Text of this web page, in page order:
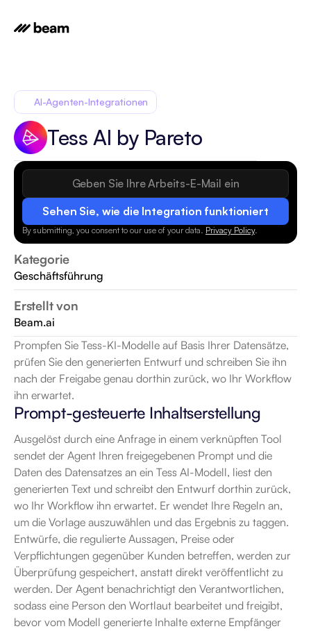
Sehen Sie, wie die Integration funktioniert
By submitting, you consent to our use of your data. Privacy Policy.
Kategorie
Geschäftsführung
Erstellt von
Beam.ai
AI-Agenten-Integrationen
Tess AI by Pareto
Prompfen Sie Tess-KI-Modelle auf Basis Ihrer Datensätze,
prüfen Sie den generierten Entwurf und schreiben Sie ihn
nach der Freigabe genau dorthin zurück, wo Ihr Workflow
ihn erwartet.
Prompt-gesteuerte Inhaltserstellung
Ausgelöst durch eine Anfrage in einem verknüpften Tool
sendet der Agent Ihren freigegebenen Prompt und die
Daten des Datensatzes an ein Tess AI-Modell, liest den
generierten Text und schreibt den Entwurf dorthin zurück,
wo Ihr Workflow ihn erwartet. Er wendet Ihre Regeln an,
um die Vorlage auszuwählen und das Ergebnis zu taggen.
Entwürfe, die regulierte Aussagen, Preise oder
Verpflichtungen gegenüber Kunden betreffen, werden zur
Überprüfung gespeichert, anstatt direkt veröffentlicht zu
werden. Der Agent benachrichtigt den Verantwortlichen,
sodass eine Person den Wortlaut bearbeitet und freigibt,
bevor vom Modell generierte Inhalte externe Empfänger